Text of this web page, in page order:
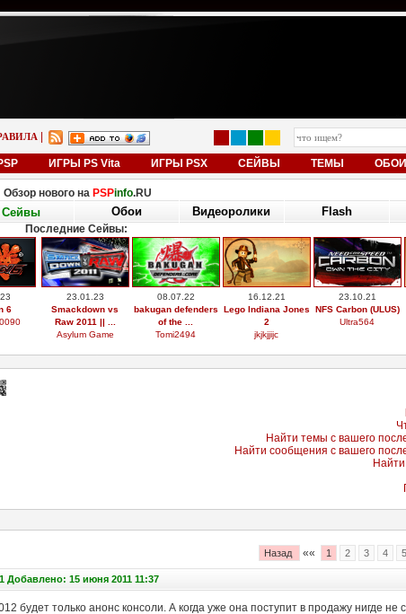
ИГРЫ PS Vita ИГРЫ PSX СЕЙВЫ ТЕМЫ ОБОИ
Обзор нового на PSPinfo.RU
Сейвы Обои Видеоролики Flash
Последние Сейвы:
6
23.01.23
Smackdown vs
Raw 2011 || ...
Asylum Game
08.07.22
bakugan defenders
of the ...
Tomi2494
16.12.21
Lego Indiana Jones
2
jkjkjjijc
23.10.21
NFS Carbon (ULUS)
Ultra564
Найти темы с вашего
Найти сообщения с вашего
Назад «« 1 2 3 4 5
Добавлено: 15 июня 2011 11:37
будет только анонс консоли. А когда уже она поступит в продажу нигде не